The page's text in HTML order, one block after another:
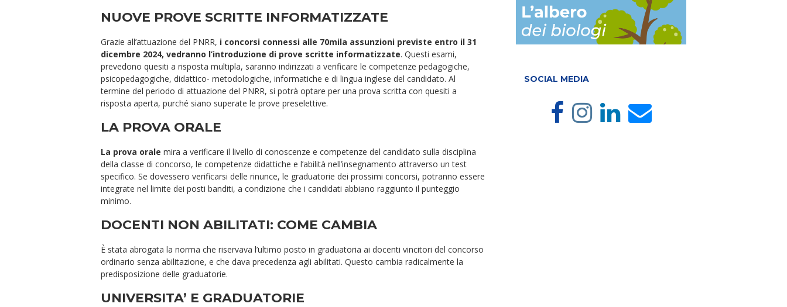
NUOVE PROVE SCRITTE INFORMATIZZATE
Grazie all’attuazione del PNRR, i concorsi connessi alle 70mila assunzioni previste entro il 31
dicembre 2024, vedranno l’introduzione di prove scritte informatizzate. Questi esami,
prevedono quesiti a risposta multipla, saranno indirizzati a verificare le competenze pedagogiche,
psicopedagogiche, didattico- metodologiche, informatiche e di lingua inglese del candidato. Al
termine del periodo di attuazione del PNRR, si potrà optare per una prova scritta con quesiti a
risposta aperta, purché siano superate le prove preselettive.
LA PROVA ORALE
La prova orale mira a verificare il livello di conoscenze e competenze del candidato sulla disciplina
della classe di concorso, le competenze didattiche e l’abilità nell’insegnamento attraverso un test
specifico. Se dovessero verificarsi delle rinunce, le graduatorie dei prossimi concorsi, potranno essere
integrate nel limite dei posti banditi, a condizione che i candidati abbiano raggiunto il punteggio
minimo.
DOCENTI NON ABILITATI: COME CAMBIA
È stata abrogata la norma che riservava l’ultimo posto in graduatoria ai docenti vincitori del concorso
ordinario senza abilitazione, e che dava precedenza agli abilitati. Questo cambia radicalmente la
predisposizione delle graduatorie.
UNIVERSITA’ E GRADUATORIE
SOCIAL MEDIA